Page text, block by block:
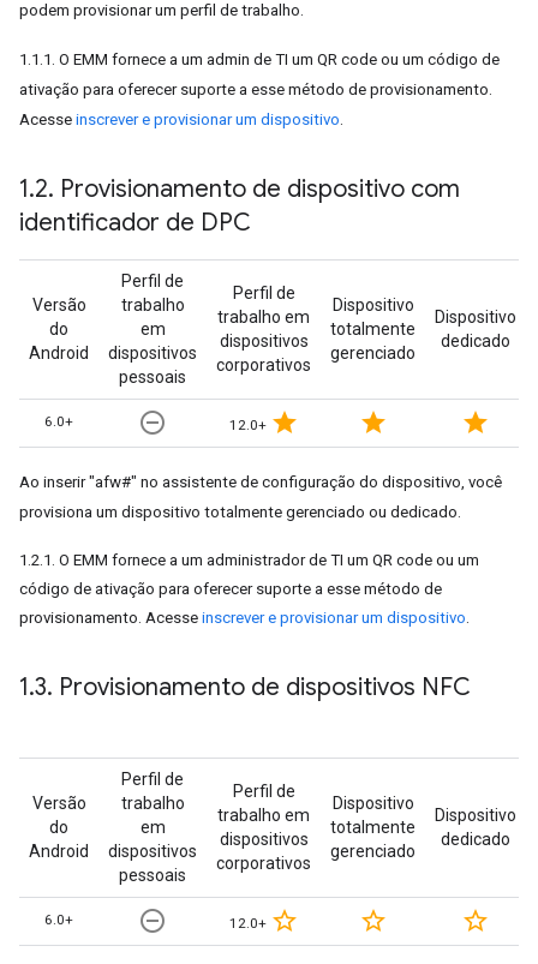
podem provisionar um perfil de trabalho.
1.1.1. O EMM fornece a um admin de TI um QR code ou um código de
ativação para oferecer suporte a esse método de provisionamento.
Acesse inscrever e provisionar um dispositivo.
1.2. Provisionamento de dispositivo com
identificador de DPC
Versão
do
Android
Perfil de
trabalho
em
dispositivos
pessoais
Perfil de
trabalho em
dispositivos
corporativos
Dispositivo
totalmente
gerenciado
Dispositivo
dedicado
6.0+ remove_circle_outline 12.0+ star star star
Ao inserir "afw#" no assistente de configuração do dispositivo, você
provisiona um dispositivo totalmente gerenciado ou dedicado.
1.2.1. O EMM fornece a um administrador de TI um QR code ou um
código de ativação para oferecer suporte a esse método de
provisionamento. Acesse inscrever e provisionar um dispositivo.
1.3. Provisionamento de dispositivos NFC
Versão
do
Android
Perfil de
trabalho
em
dispositivos
pessoais
Perfil de
trabalho em
dispositivos
corporativos
Dispositivo
totalmente
gerenciado
Dispositivo
dedicado
6.0+ remove_circle_outline 12.0+ star_border star_border star_border